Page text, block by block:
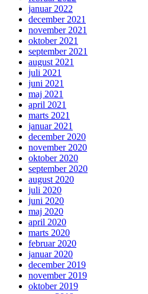
januar 2022
december 2021
november 2021
oktober 2021
september 2021
august 2021
juli 2021
juni 2021
maj 2021
april 2021
marts 2021
januar 2021
december 2020
november 2020
oktober 2020
september 2020
august 2020
juli 2020
juni 2020
maj 2020
april 2020
marts 2020
februar 2020
januar 2020
december 2019
november 2019
oktober 2019